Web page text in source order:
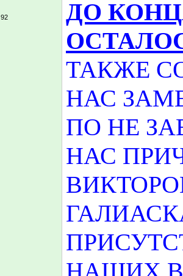
92
ДО
ТАКЖЕ
НАС
ПО НЕ
НАС